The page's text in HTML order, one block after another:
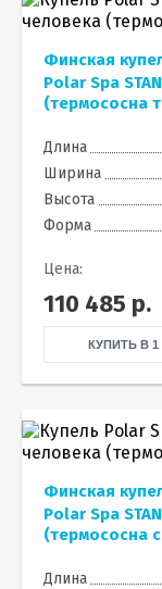
Финская
Polar Spa
(термососна
Длина
Ширина
Высота
Форма
Цена:
110 485 р.
КУПИТЬ В 1
Финская
Polar Spa
(термососна
Длина